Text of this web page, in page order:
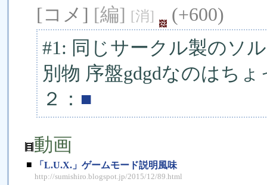
[コメ] [編] [消]
(+600)
#1: 同じサークル製のソ
別物 序盤gdgdなのはち
２： ■
動画
■ 「L.U.X.」ゲームモード説明風味
http://sumishiro.blogspot.jp/2015/12/89.html